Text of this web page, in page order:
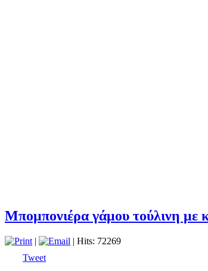
Μπομπονιέρα γάμου τούλινη με
|
| Hits: 72269
Tweet